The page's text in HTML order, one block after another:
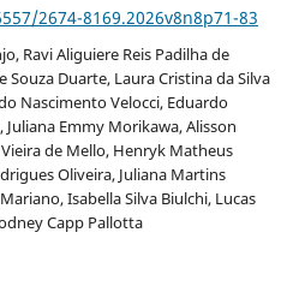
2674-8169.2026v8n8p71-83
Ravi Aliguiere Reis Padilha de
Souza Duarte, Laura Cristina da Silva
Nascimento Velocci, Eduardo
Emmy Morikawa, Alisson
de Mello, Henryk Matheus
Oliveira, Juliana Martins
Isabella Silva Biulchi, Lucas
Capp Pallotta